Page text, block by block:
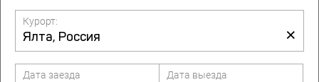
SPA
Бассейн
Курорт:
×
Дата заезда Дата выезда